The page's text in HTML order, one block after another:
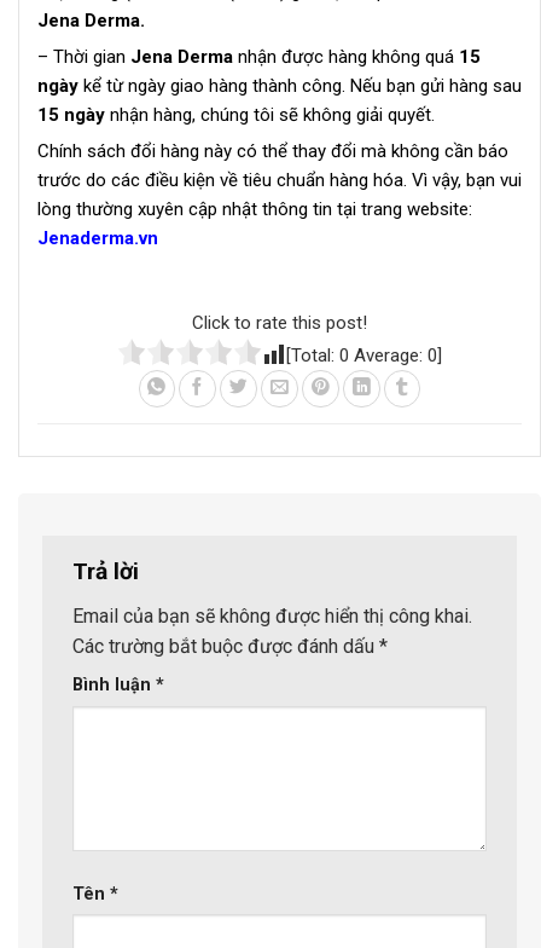
Jena Derma.
– Thời gian Jena Derma nhận được hàng không quá 15
ngày kể từ ngày giao hàng thành công. Nếu bạn gửi hàng sau
15 ngày nhận hàng, chúng tôi sẽ không giải quyết.
Chính sách đổi hàng này có thể thay đổi mà không cần báo
trước do các điều kiện về tiêu chuẩn hàng hóa. Vì vậy, bạn vui
lòng thường xuyên cập nhật thông tin tại trang website:
Jenaderma.vn
Click to rate this post!
[Total: 0 Average: 0
Trả lời
Email của bạn sẽ không được hiển thị công khai.
Các trường bắt buộc được đánh dấu *
Bình luận *
Tên *